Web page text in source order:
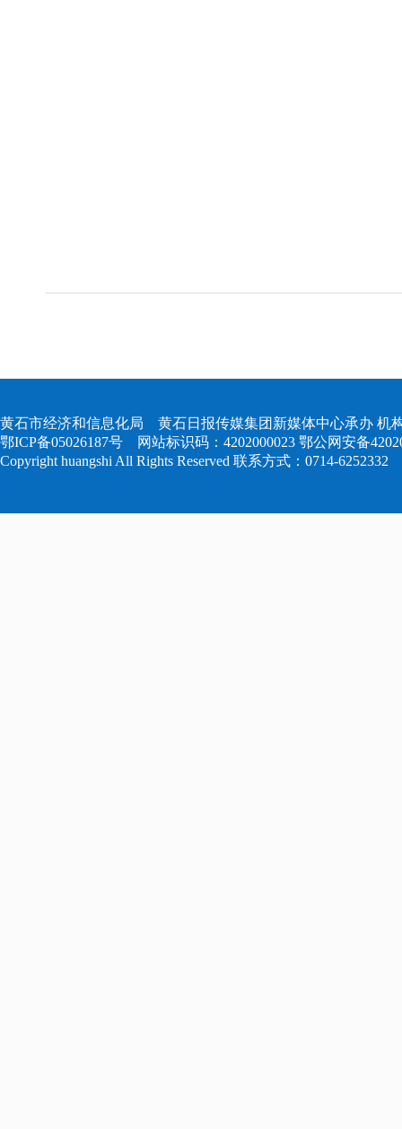
黄石市经济和信息化局 黄石日报传媒集团新媒体中心承办 机
鄂ICP备05026187号 网站标识码：4202000023 鄂公网安备
Copyright huangshi All Rights Reserved 联系方式：0714-6252332